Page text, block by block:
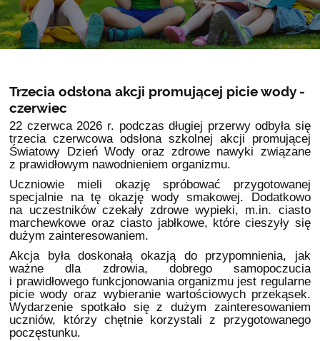
Trzecia odsłona akcji promującej picie wody -
czerwiec
22 czerwca 2026 r. podczas długiej przerwy odbyła się
trzecia czerwcowa odsłona szkolnej akcji promującej
Światowy Dzień Wody oraz zdrowe nawyki związane
z prawidłowym nawodnieniem organizmu.
Uczniowie mieli okazję spróbować przygotowanej
specjalnie na tę okazję wody smakowej. Dodatkowo
na uczestników czekały zdrowe wypieki, m.in. ciasto
marchewkowe oraz ciasto jabłkowe, które cieszyły się
dużym zainteresowaniem.
Akcja była doskonałą okazją do przypomnienia, jak
ważne dla zdrowia, dobrego samopoczucia
i prawidłowego funkcjonowania organizmu jest regularne
picie wody oraz wybieranie wartościowych przekąsek.
Wydarzenie spotkało się z dużym zainteresowaniem
uczniów, którzy chętnie korzystali z przygotowanego
poczęstunku.